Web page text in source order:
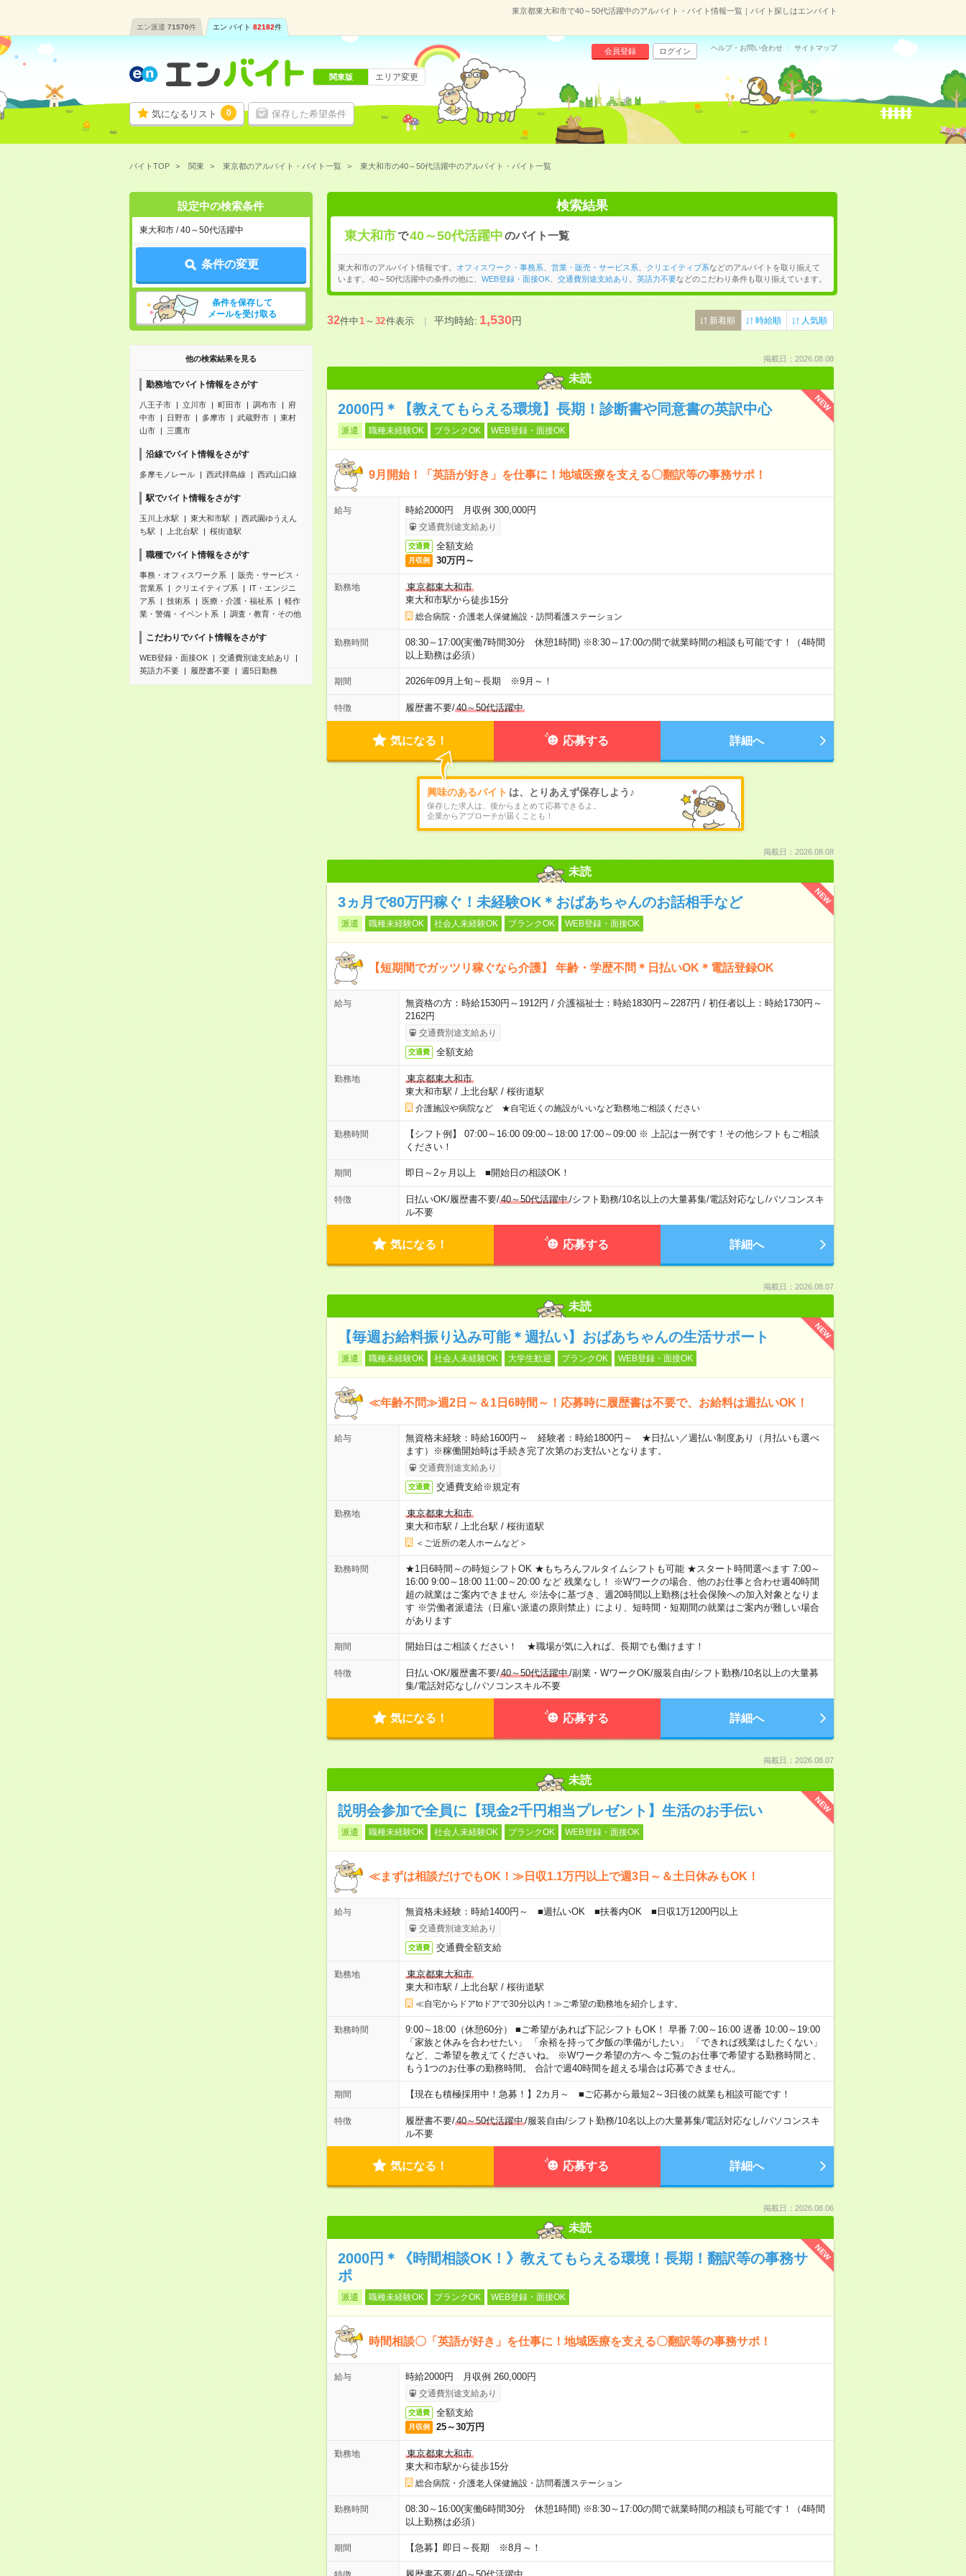
東京都東大和市で40～50代活躍中のアルバイト・バイト情報一覧｜バイト探しはエンバイト
エン派遣 71570件 エン バイト 82182件
気になるリスト 0 保存した希望条件
会員登録 ログイン ヘルプ・お問い合わせ サイトマップ
関東版 エリア変更
バイトTOP 関東 東京都のアルバイト・バイト一覧 東大和市の40～50代活躍中のアルバイト・バイト一覧
設定中の検索条件
東大和市 / 40～50代活躍中
条件の変更
条件を保存して
メールを受け取る
他の検索結果を見る
勤務地でバイト情報をさがす
八王子市 立川市 町田市 調布市
府
中市
日野市 多摩市 武蔵野市
東村
山市
三鷹市
沿線でバイト情報をさがす
多摩モノレール 西武拝島線 西武山口線
駅でバイト情報をさがす
玉川上水駅 東大和市駅
西武園ゆうえん
ち駅
上北台駅 桜街道駅
職種でバイト情報をさがす
事務・オフィスワーク系
販売・サービス・
営業系
クリエイティブ系
IT・エンジニ
ア系
技術系 医療・介護・福祉系
軽作
業・警備・イベント系
調査・教育・その他
こだわりでバイト情報をさがす
WEB登録・面接OK
交通費別途支給あり
英語力不要
履歴書不要 週5日勤務
検索結果
東大和市で40～50代活躍中のバイト一覧
東大和市のアルバイト情報です。 オフィスワーク・事務系 営業・販売・サービス系 クリエイティブ系などのアルバイトを取り揃えて
います。40～50代活躍中の条件の他に、 WEB登録・面接OK、 交通費別途支給あり 英語力不要などのこだわり条件も取り揃えています。
32件中1～32件表示 平均時給:1,530円 新着順 時給順 人気順
掲載日：2026.08.08
未読
NEW
2000円＊【教えてもらえる環境】長期！診断書や同意書の英訳中心
派遣 職種未経験OK ブランクOK WEB登録・面接OK
9月開始！「英語が好き」を仕事に！地域医療を支える〇翻訳等の事務サポ！
給与 時給2000円 月収例 300,000円
交通費別途支給あり
交通費 全額支給
月収例 30万円～
勤務地
東京都東大和市
東大和市駅から徒歩15分
総合病院・介護老人保健施設・訪問看護ステーション
勤務時間
08:30～17:00(実働7時間30分 休憩1時間) ※8:30～17:00の間で就業時間の相談も可能です！（4時間
以上勤務は必須）
期間 2026年09月上旬～長期 ※9月～！
特徴 履歴書不要/40～50代活躍中
気になる！ 応募する 詳細へ
興味のあるバイト は、とりあえず保存しよう♪
保存した求人は、後からまとめて応募できるよ。
企業からアプローチが届くことも！
掲載日：2026.08.08
未読
NEW
3ヵ月で80万円稼ぐ！未経験OK＊おばあちゃんのお話相手など
派遣 職種未経験OK 社会人未経験OK ブランクOK WEB登録・面接OK
【短期間でガッツリ稼ぐなら介護】 年齢・学歴不問＊日払いOK＊電話登録OK
給与
無資格の方：時給1530円～1912円 / 介護福祉士：時給1830円～2287円 / 初任者以上：時給1730円～
2162円
交通費別途支給あり
交通費 全額支給
勤務地
東京都東大和市
東大和市駅 / 上北台駅 / 桜街道駅
介護施設や病院など ★自宅近くの施設がいいなど勤務地ご相談ください
勤務時間
【シフト例】 07:00～16:00 09:00～18:00 17:00～09:00 ※ 上記は一例です！その他シフトもご相談
ください！
期間 即日～2ヶ月以上 ■開始日の相談OK！
特徴 日払いOK/履歴書不要/40～50代活躍中/シフト勤務/10名以上の大量募集/電話対応なし/パソコンスキ
ル不要
気になる！ 応募する 詳細へ
掲載日：2026.08.07
未読
NEW
【毎週お給料振り込み可能＊週払い】おばあちゃんの生活サポート
派遣 職種未経験OK 社会人未経験OK 大学生歓迎 ブランクOK WEB登録・面接OK
≪年齢不問≫週2日～＆1日6時間～！応募時に履歴書は不要で、お給料は週払いOK！
給与
無資格未経験：時給1600円～ 経験者：時給1800円～ ★日払い／週払い制度あり（月払いも選べ
ます）※稼働開始時は手続き完了次第のお支払いとなります。
交通費別途支給あり
交通費 交通費支給※規定有
勤務地
東京都東大和市
東大和市駅 / 上北台駅 / 桜街道駅
＜ご近所の老人ホームなど＞
勤務時間
★1日6時間～の時短シフトOK ★もちろんフルタイムシフトも可能 ★スタート時間選べます 7:00～
16:00 9:00～18:00 11:00～20:00 など 残業なし！ ※Wワークの場合、他のお仕事と合わせ週40時間
超の就業はご案内できません ※法令に基づき、週20時間以上勤務は社会保険への加入対象となりま
す ※労働者派遣法（日雇い派遣の原則禁止）により、短時間・短期間の就業はご案内が難しい場合
があります
期間 開始日はご相談ください！ ★職場が気に入れば、長期でも働けます！
特徴 日払いOK/履歴書不要/40～50代活躍中/副業・WワークOK/服装自由/シフト勤務/10名以上の大量募
集/電話対応なし/パソコンスキル不要
気になる！ 応募する 詳細へ
掲載日：2026.08.07
未読
NEW
説明会参加で全員に【現金2千円相当プレゼント】生活のお手伝い
派遣 職種未経験OK 社会人未経験OK ブランクOK WEB登録・面接OK
≪まずは相談だけでもOK！≫日収1.1万円以上で週3日～＆土日休みもOK！
給与 無資格未経験：時給1400円～ ■週払いOK ■扶養内OK ■日収1万1200円以上
交通費別途支給あり
交通費 交通費全額支給
勤務地
東京都東大和市
東大和市駅 / 上北台駅 / 桜街道駅
≪自宅からドアtoドアで30分以内！≫ご希望の勤務地を紹介します。
勤務時間
9:00～18:00（休憩60分） ■ご希望があれば下記シフトもOK！ 早番 7:00～16:00 遅番 10:00～19:00
「家族と休みを合わせたい」 「余裕を持って夕飯の準備がしたい」 「できれば残業はしたくない」
など、ご希望を教えてくださいね。 ※Wワーク希望の方へ 今ご覧のお仕事で希望する勤務時間と、
もう1つのお仕事の勤務時間。 合計で週40時間を超える場合は応募できません。
期間 【現在も積極採用中！急募！】2カ月～ ■ご応募から最短2～3日後の就業も相談可能です！
特徴 履歴書不要/40～50代活躍中/服装自由/シフト勤務/10名以上の大量募集/電話対応なし/パソコンスキ
ル不要
気になる！ 応募する 詳細へ
掲載日：2026.08.06
未読
NEW
2000円＊《時間相談OK！》教えてもらえる環境！長期！翻訳等の事務サ
ポ
派遣 職種未経験OK ブランクOK WEB登録・面接OK
時間相談〇「英語が好き」を仕事に！地域医療を支える〇翻訳等の事務サポ！
給与 時給2000円 月収例 260,000円
交通費別途支給あり
交通費 全額支給
月収例 25～30万円
勤務地
東京都東大和市
東大和市駅から徒歩15分
総合病院・介護老人保健施設・訪問看護ステーション
勤務時間
08:30～16:00(実働6時間30分 休憩1時間) ※8:30～17:00の間で就業時間の相談も可能です！（4時間
以上勤務は必須）
期間 【急募】即日～長期 ※8月～！